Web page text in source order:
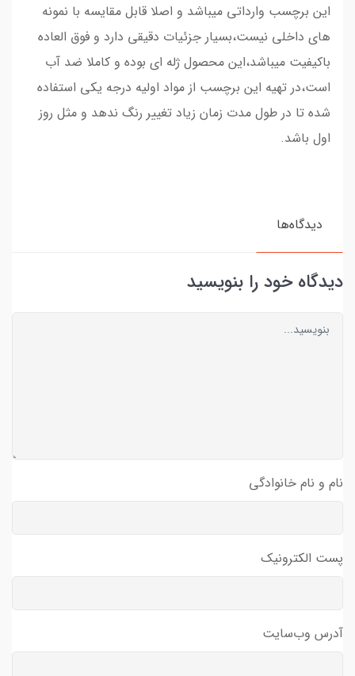
این برچسب وارداتی میباشد و اصلا قابل مقایسه با نمونه
های داخلی نیست،بسیار جزئیات دقیقی دارد و فوق العاده
باکیفیت میباشد،این محصول ژله ای بوده و کاملا ضد آب
است،در تهیه این برچسب از مواد اولیه درجه یکی استفاده
شده تا در طول مدت زمان زیاد تغییر رنگ ندهد و مثل روز
اول باشد.
دیدگاه‌ها
دیدگاه خود را بنویسید
نام و نام خانوادگی
پست الکترونیک
آدرس وب‌سایت